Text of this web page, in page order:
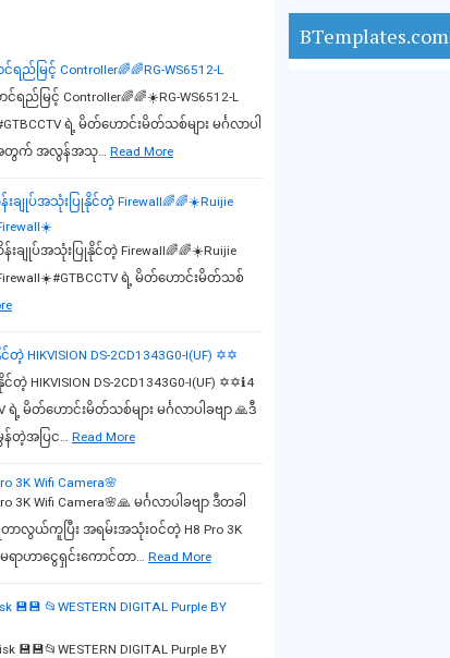
ည်မြင့် Controller🌈🌈RG-WS6512-L
ရည်မြင့် Controller🌈🌈☀️RG-WS6512-L
ရဲ့ မိတ်ဟောင်းမိတ်သစ်များ မင်္ဂလာပါ
ားအတွက် အလွန်အသု…
Read More
ချုပ်အသုံးပြုနိုင်တဲ့ Firewall🌈🌈☀️Ruijie
းချုပ်အသုံးပြုနိုင်တဲ့ Firewall🌈🌈☀️Ruijie
Firewall☀️#GTBCCTV ရဲ့ မိတ်ဟောင်းမိတ်သစ်
DS-2CD1343G0-I(UF) ✡✡
DS-2CD1343G0-I(UF) ✡✡ℹ4
ရဲ့ မိတ်ဟောင်းမိတ်သစ်များ မင်္ဂလာပါခဗျာ 🙏ဒီ
တဲ့အပြင…
Read More
3K Wifi Camera🌸
3K Wifi Camera🌸🙏 မင်္ဂလာပါခဗျာ ဒီတခါ
ာလွယ်ကူပြီး အရမ်းအသုံးဝင်တဲ့ H8 Pro 3K
ာဟာငွေရှင်းကောင်တာ…
Read More
📂WESTERN DIGITAL Purple BY
DIGITAL Purple BY
BTemplates.com